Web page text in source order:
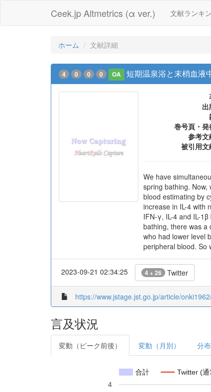
Ceek.jp Altmetrics (α ver.) 文献ランキ
ホーム 文献詳細
4 0 0 0 OA 短期温泉浴と末梢血液
巻号頁・発
参考文
被引用文
We have
spring bathing. Now,
blood estimating by
increase in IL-4 with
IFN-γ, IL-4 and IL-
bathing, there was a
who had lower level
peripheral blood. So
2023-09-21 02:34:25 4 + 26 Twitter
https://www.jstage.jst.go.jp/article/
言及状況
変動（ピーク前後） 変動（月別） 分布
合計 Twitter (通
4